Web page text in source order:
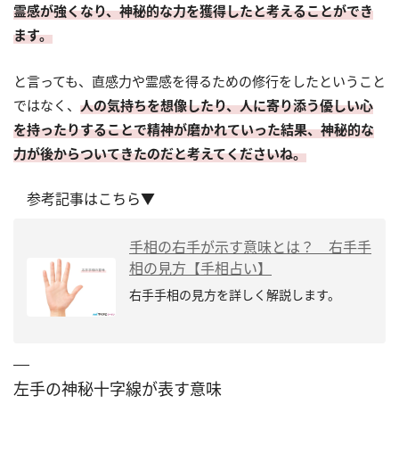
霊感が強くなり、神秘的な力を獲得したと考えることができ
ます。
と言っても、直感力や霊感を得るための修行をしたということ
ではなく、 人の気持ちを想像したり、人に寄り添う優しい心
を持ったりすることで精神が磨かれていった結果、神秘的な
力が後からついてきたのだと考えてくださいね。
参考記事はこちら▼
手相の右手が示す意味とは？ 右手手
相の見方【手相占い】
右手手相の見方を詳しく解説します。
左手の神秘十字線が表す意味